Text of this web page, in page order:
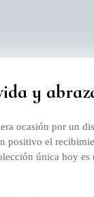
y
ocasión por un
positivo el
única hoy